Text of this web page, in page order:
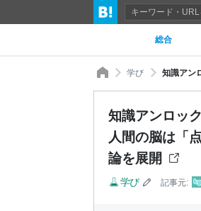
総合
学び
知識アンロッ
人間の脳は「
論を展開
学び 記事元: